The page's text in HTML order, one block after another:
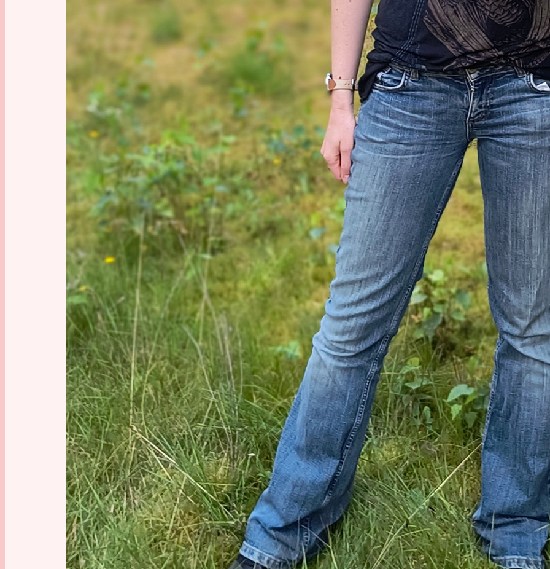
ein englischer Gentleman-Offizier, der es als heilige
ansieht, den Sieg für England zu holen
ein intriganter, reicher englischer Lord
ein deutscher Offizier (Gert Fröbe!), der zwar nicht
kann, aber vom Kaiser den Befehl erhält, den
gewinnen
ein amerikanischer Habenichts
ein italienischer Herzog mit Vorliebe für Familie und
Flugmaschinen
ein französischer Herzensbrecher
ein japanischer Flugpionier
weitere tollkühne Männer (und ihre fliegenden Kisten)
Zunächst absolvieren die tollkühnen Männer einige
Es geht dabei eher zu wie bei einer ausgedehnten
inbegriffenem Badeausflug nach Dover. Schließlich starten
Teilnehmer ihren Flug, derin mehreren Etappenabsolviert
Paris ist schließlich ein gutes Stück weg von London.